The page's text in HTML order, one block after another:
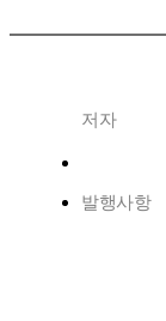
저자
발행사항